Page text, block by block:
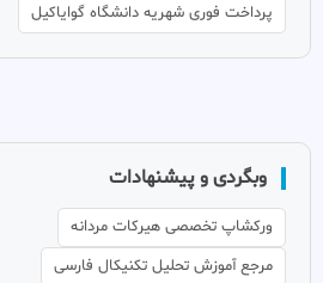
پرداخت فوری شهریه دانشگاه گوایاکیل
وبگردی و پیشنهادات
ورکشاپ تخصصی هیرکات مردانه
مرجع آموزش تحلیل تکنیکال فارسی